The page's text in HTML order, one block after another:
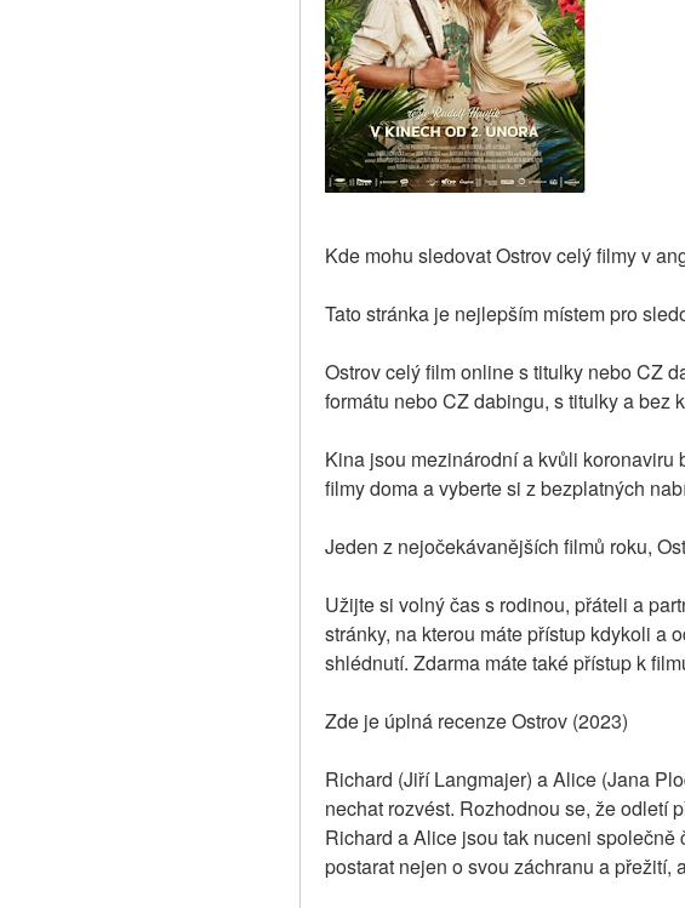
Kde mohu sledovat Ostrov celý filmy v
Tato stránka je nejlepším místem pro
Ostrov celý film online s titulky nebo CZ
formátu nebo CZ dabingu, s titulky a
Kina jsou mezinárodní a kvůli
filmy doma a vyberte si z bezplatných
Jeden z nejočekávanějších filmů roku,
Užijte si volný čas s rodinou, přáteli a
stránky, na kterou máte přístup kdykoli a
shlédnutí. Zdarma máte také přístup k
Zde je úplná recenze Ostrov (2023)
Richard (Jiří Langmajer) a Alice (Jana
nechat rozvést. Rozhodnou se, že odletí
Richard a Alice jsou tak nuceni
postarat nejen o svou záchranu a přežití,